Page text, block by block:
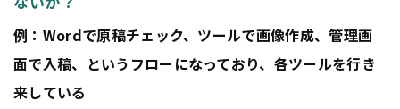
例：Wordで原稿チェック、ツールで画像作成、管理画
面で入稿、というフローになっており、各ツールを行き
来している